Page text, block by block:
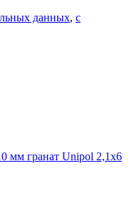
данных, с
мм гранат Unipol 2,1х6